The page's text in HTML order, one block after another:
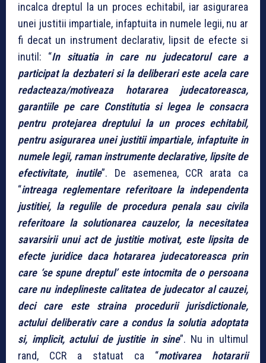
incalca dreptul la un proces echitabil, iar asigurarea
unei justitii impartiale, infaptuita in numele legii, nu ar
fi decat un instrument declarativ, lipsit de efecte si
inutil: “In situatia in care nu judecatorul care a
participat la dezbateri si la deliberari este acela care
redacteaza/motiveaza hotararea judecatoreasca,
garantiile pe care Constitutia si legea le consacra
pentru protejarea dreptului la un proces echitabil,
pentru asigurarea unei justitii impartiale, infaptuite in
numele legii, raman instrumente declarative, lipsite de
efectivitate, inutile”. De asemenea, CCR arata ca
“intreaga reglementare referitoare la independenta
justitiei, la regulile de procedura penala sau civila
referitoare la solutionarea cauzelor, la necesitatea
savarsirii unui act de justitie motivat, este lipsita de
efecte juridice daca hotararea judecatoreasca prin
care ‘se spune dreptul’ este intocmita de o persoana
care nu indeplineste calitatea de judecator al cauzei,
deci care este straina procedurii jurisdictionale,
actului deliberativ care a condus la solutia adoptata
si, implicit, actului de justitie in sine”. Nu in ultimul
rand, CCR a statuat ca “motivarea hotararii